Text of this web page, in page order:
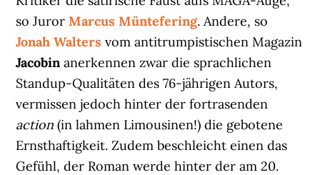
so JurorMarcus Müntefering. Andere, so
Jonah Walters vom antitrumpistischen Magazin
Jacobinanerkennen zwar die sprachlichen
Standup-Qualitäten des 76-jährigen Autors,
vermissen jedoch hinter der fortrasenden
action (in lahmen Limousinen!) die gebotene
Ernsthaftigkeit. Zudem beschleicht einen das
Gefühl, der Roman werde hinter der am 20.